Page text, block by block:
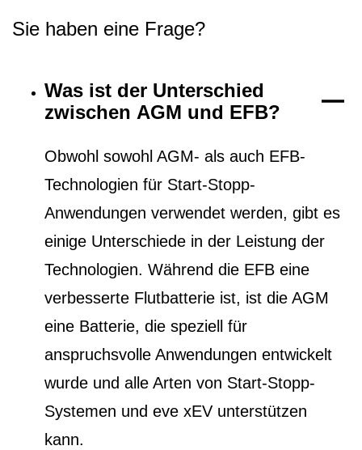
Sie haben eine Frage?
Was ist der Unterschied
zwischen AGM und EFB?
Obwohl sowohl AGM- als auch EFB-
Technologien für Start-Stopp-
Anwendungen verwendet werden, gibt es
einige Unterschiede in der Leistung der
Technologien. Während die EFB eine
verbesserte Flutbatterie ist, ist die AGM
eine Batterie, die speziell für
anspruchsvolle Anwendungen entwickelt
wurde und alle Arten von Start-Stopp-
Systemen und eve xEV unterstützen
kann.